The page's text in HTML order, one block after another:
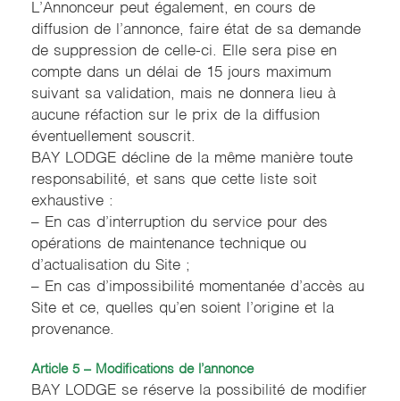
L’Annonceur peut également, en cours de
diffusion de l’annonce, faire état de sa demande
de suppression de celle-ci. Elle sera pise en
compte dans un délai de 15 jours maximum
suivant sa validation, mais ne donnera lieu à
aucune réfaction sur le prix de la diffusion
éventuellement souscrit.
BAY LODGE décline de la même manière toute
responsabilité, et sans que cette liste soit
exhaustive :
– En cas d’interruption du service pour des
opérations de maintenance technique ou
d’actualisation du Site ;
– En cas d’impossibilité momentanée d’accès au
Site et ce, quelles qu’en soient l’origine et la
provenance.
Article 5 – Modifications de l’annonce
BAY LODGE se réserve la possibilité de modifier